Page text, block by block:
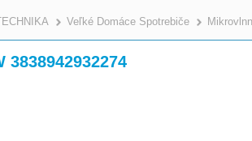
Veľké Domáce Spotrebiče
3838942932274